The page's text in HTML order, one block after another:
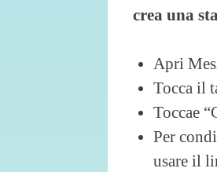
crea una
Apri
Tocca il
Toccae
Per
usare il